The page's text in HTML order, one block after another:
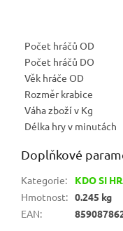
Počet hráčů OD
Počet hráčů DO
Věk hráče OD
Rozměr krabice
Váha zboží v Kg
Délka hry v minutách
Doplňkové
Kategorie:
KDO SI
Hmotnost: 0.245 kg
EAN: